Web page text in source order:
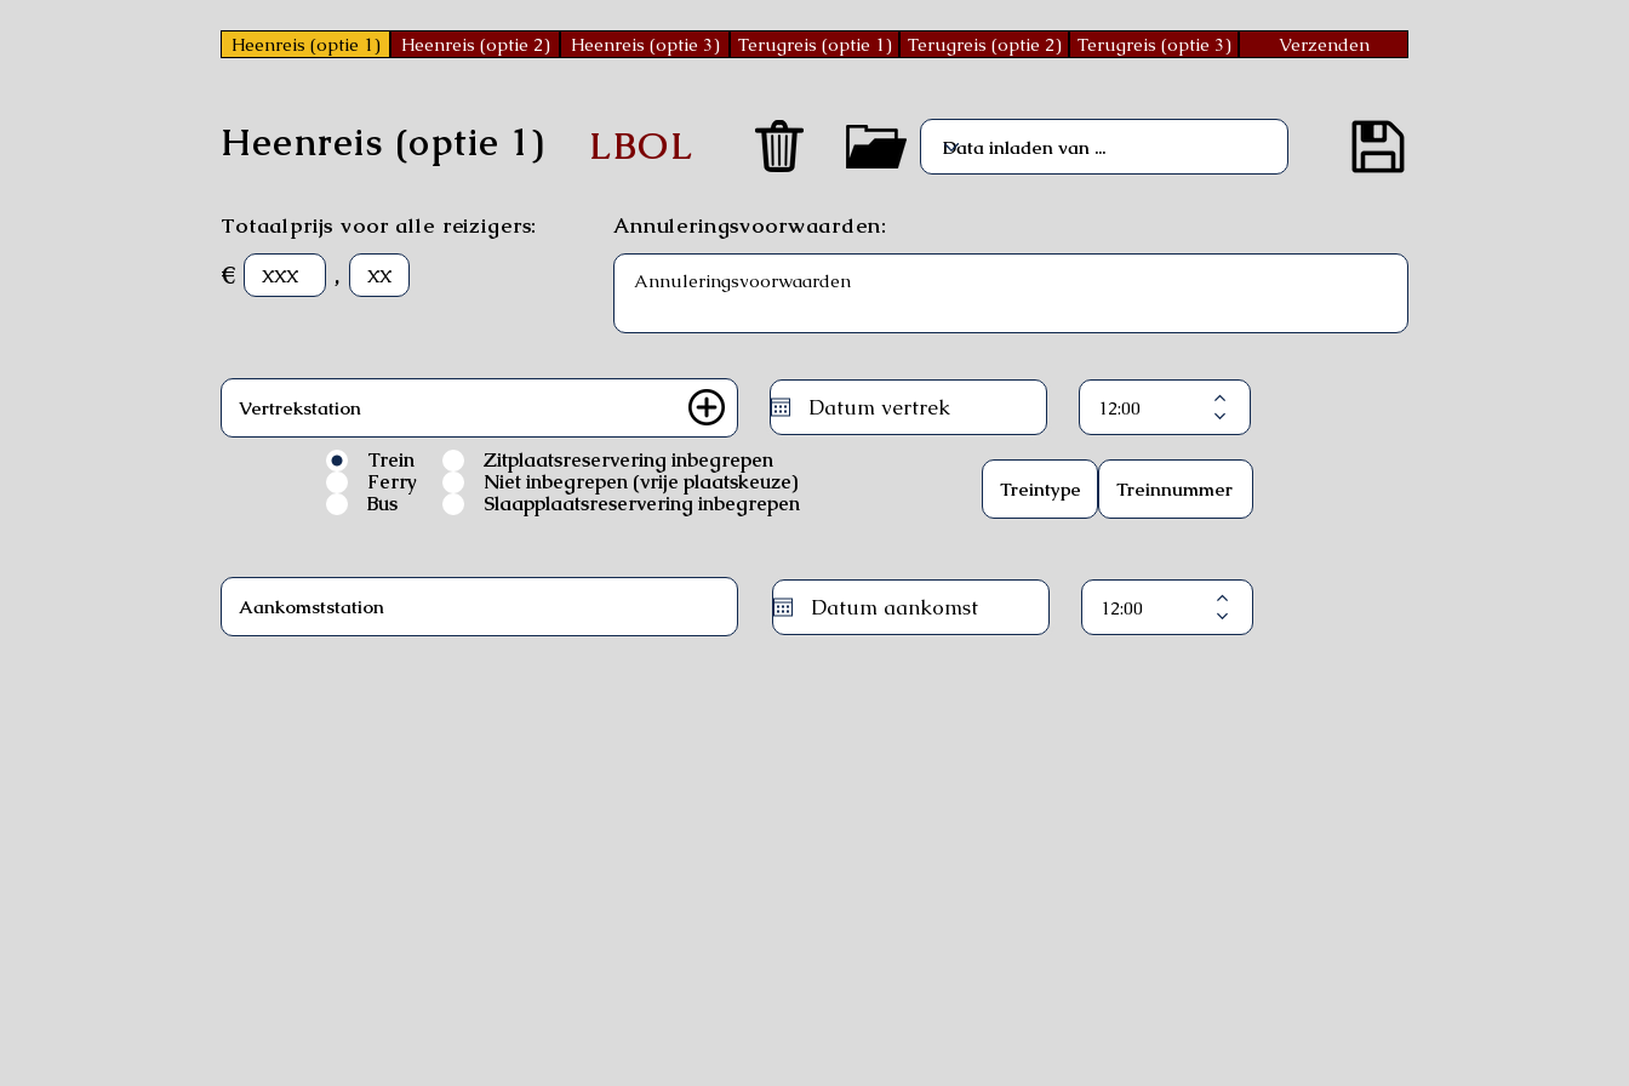
Heenreis (optie 1) Heenreis (optie 2) Heenreis (optie 3) Terugreis (optie 1) Terugreis (optie 2) Terugreis (optie 3) Verzenden
Heenreis (optie 1) LBOL
Totaalprijs voor alle reizigers:
€ ,
Annuleringsvoorwaarden:
Trein
Ferry
Bus
Zitplaatsreservering inbegrepen
Niet inbegrepen (vrije plaatskeuze)
Slaapplaatsreservering inbegrepen